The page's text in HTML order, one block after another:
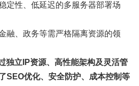
定性、低延迟的多服务器部署场
融、政务等需严格隔离资源的领
独立IP资源、高性能架构及灵活管
SEO优化、安全防护、成本控制等